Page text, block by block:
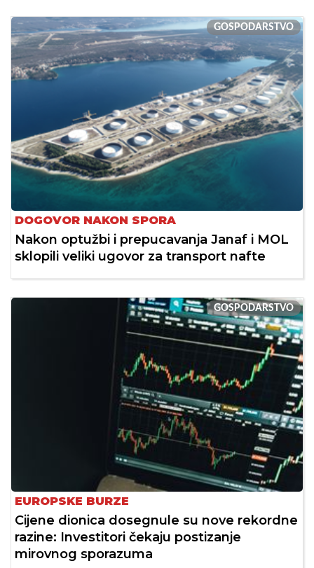
GOSPODARSTVO
DOGOVOR NAKON SPORA
Nakon optužbi i prepucavanja Janaf i MOL
sklopili veliki ugovor za transport nafte
GOSPODARSTVO
EUROPSKE BURZE
Cijene dionica dosegnule su nove rekordne
razine: Investitori čekaju postizanje
mirovnog sporazuma